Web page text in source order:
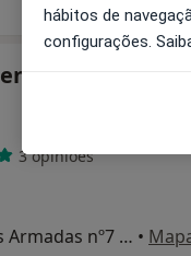
Amadora
3 opiniões
Av Movimento das Forças Armadas nº7 R/c dto, Amadora •
hábitos de
configurações.